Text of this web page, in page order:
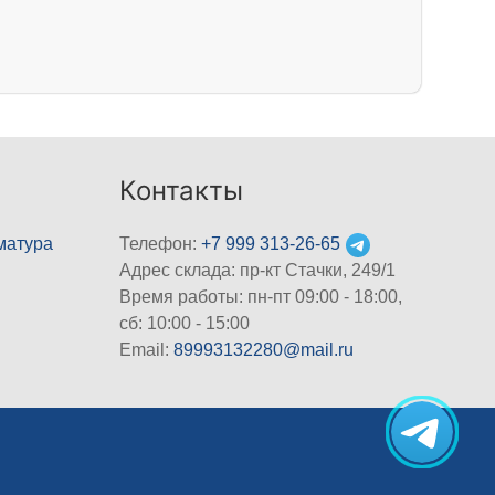
Контакты
Телефон:+7 999 313-26-65
Адрес склада: пр-кт Стачки, 249/1
Время работы: пн-пт 09:00 - 18:00,
cб: 10:00 - 15:00
Email:89993132280@mail.ru